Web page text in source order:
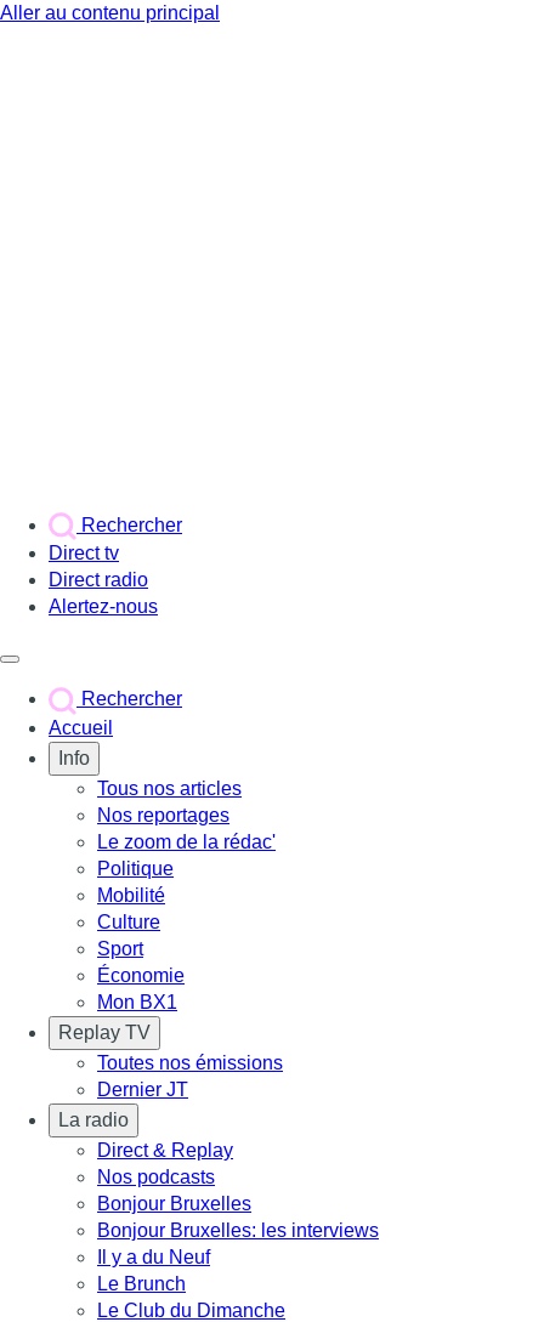
Aller au contenu principal
Rechercher
Direct tv
Direct radio
Alertez-nous
Rechercher
Accueil
Info
Tous nos articles
Nos reportages
Le zoom de la rédac'
Politique
Mobilité
Culture
Sport
Économie
Mon BX1
Replay TV
Toutes nos émissions
Dernier JT
La radio
Direct & Replay
Nos podcasts
Bonjour Bruxelles
Bonjour Bruxelles: les interviews
Il y a du Neuf
Le Brunch
Le Club du Dimanche